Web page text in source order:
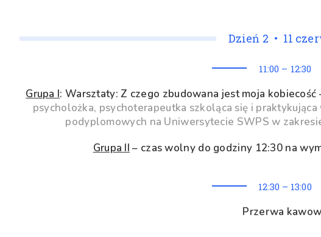
Dzień 2 • 11
11:00 – 12:30
Grupa I: Warsztaty: Z czego zbudowana jest moja kobiecość
psycholożka, psychoterapeutka szkoląca się i
podyplomowych na Uniwersytecie SWPS w
Grupa II – czas wolny do godziny 12:30 na
12:30 – 13:00
Przerwa